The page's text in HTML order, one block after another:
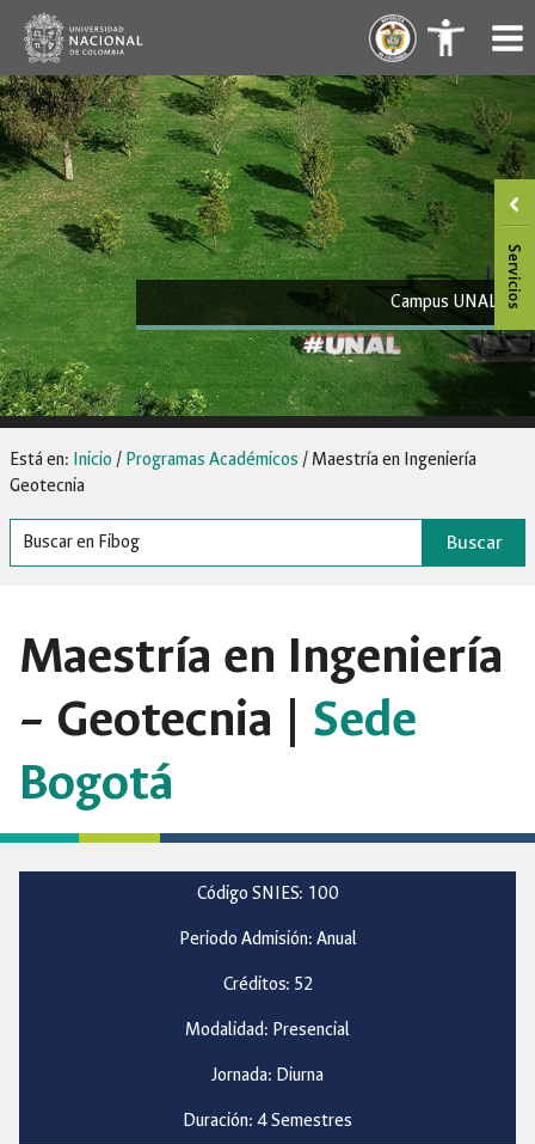
Saltar
contenido
. .
Campus UNAL
Está en: Inicio / Programas Académicos /Maestría en Ingeniería
Geotecnia
Buscar
Maestría en Ingeniería
– Geotecnia | Sede
Bogotá
Código SNIES: 100
Periodo Admisión: Anual
Créditos: 52
Modalidad: Presencial
Jornada: Diurna
Duración: 4 Semestres